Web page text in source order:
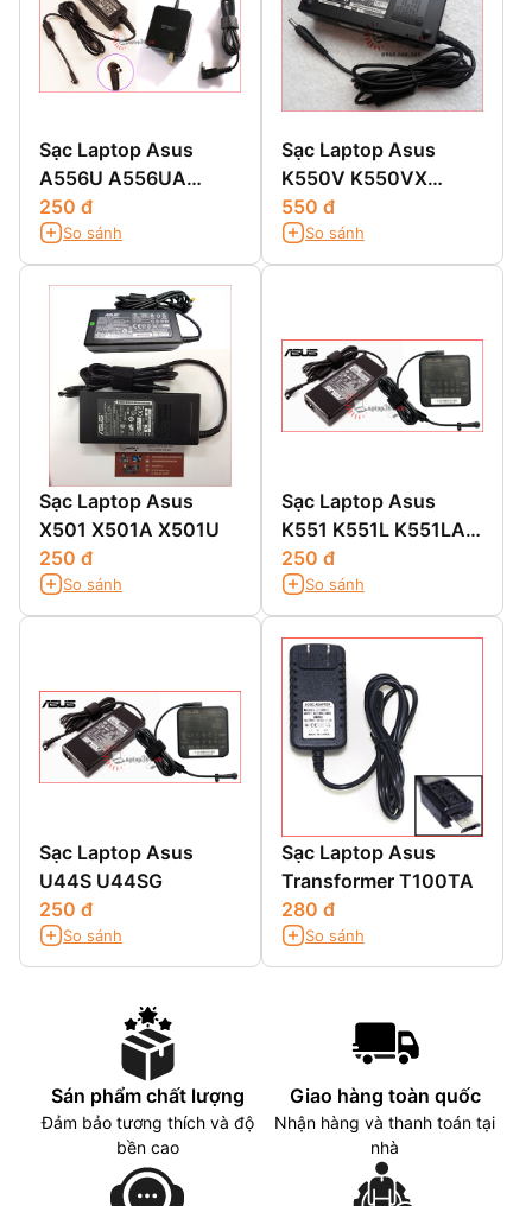
Sạc Laptop Asus
A556U A556UA
A556UB A556UF
A556UJ
250 đ
So sánh
Sạc Laptop Asus
K550V K550VX
K550J K550JK
K550VC K550VB
550 đ
So sánh
Sạc Laptop Asus
X501 X501A X501U
250 đ
So sánh
Sạc Laptop Asus
K551 K551L K551LA
K551LB K551LN
250 đ
So sánh
Sạc Laptop Asus
U44S U44SG
250 đ
So sánh
Sạc Laptop Asus
Transformer T100TA
280 đ
So sánh
Sán phẩm chất lượng
Đảm bảo tương thích và độ
bền cao
Giao hàng toàn quốc
Nhận hàng và thanh toán tại
nhà